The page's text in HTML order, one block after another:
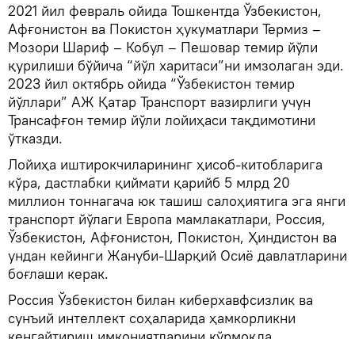
2021 йил февраль ойида Тошкентда Ўзбекистон,
Афғонистон ва Покистон ҳукуматлари Термиз –
Мозори Шариф – Кобул – Пешовар темир йўли
қурилиши бўйича “йўл харитаси”ни имзолаган эди.
2023 йил октябрь ойида “Ўзбекистон темир
йўллари” АЖ Қатар Транспорт вазирлиги учун
Трансафғон темир йўли лойиҳаси тақдимотини
ўтказди.
Лойиҳа иштирокчиларининг ҳисоб-китобларига
кўра, дастлабки қиймати қарийб 5 млрд 20
миллион тоннагача юк ташиш салоҳиятига эга янги
транспорт йўлаги Европа мамлакатлари, Россия,
Ўзбекистон, Афғонистон, Покистон, Ҳиндистон ва
ундан кейинги Жануби-Шарқий Осиё давлатларини
боғлаши керак.
Россия Ўзбекистон билан киберхавфсизлик ва
сунъий интеллект соҳаларида ҳамкорликни